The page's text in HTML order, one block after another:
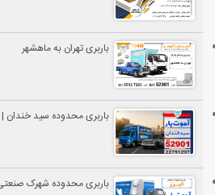
باربری تهران به ماهشهر
باربری محدوده سید خندان | 02152901
باربری محدوده شهرک صنعتی